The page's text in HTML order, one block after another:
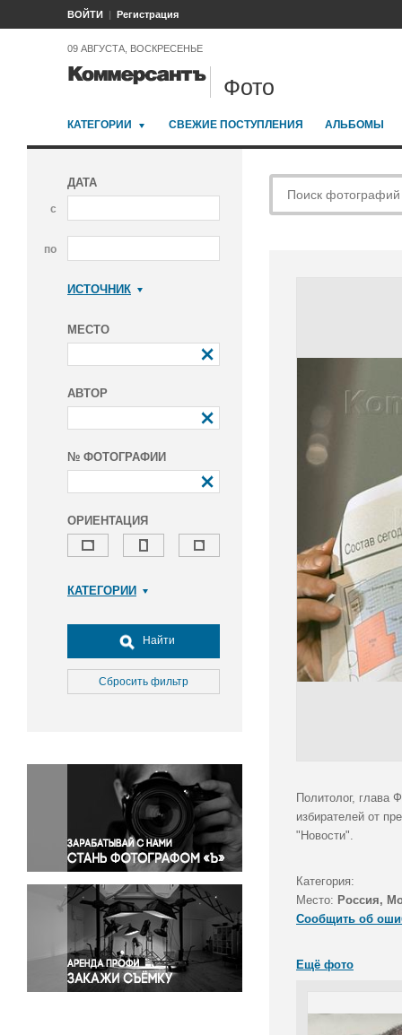
ВОЙТИ Регистрация
09 АВГУСТА, ВОСКРЕСЕНЬЕ
Фото
КАТЕГОРИИ СВЕЖИЕ ПОСТУПЛЕНИЯ АЛЬБОМЫ
ДАТА
с
по
ИСТОЧНИК
МЕСТО
АВТОР
№ ФОТОГРАФИИ
ОРИЕНТАЦИЯ
КАТЕГОРИИ
Досуг, туризм и отдых
Культура
Медицина
Окружающая среда
Политика
Правосудие
Происшествия и конфликты
Религия
Светская жизнь
Спорт
Экология
Экономика и бизнес
Найти
Сбросить фильтр
Политолог, глава
избирателей от
"Новости".
Категория:
Место: Россия,
Сообщить об
Ещё фото